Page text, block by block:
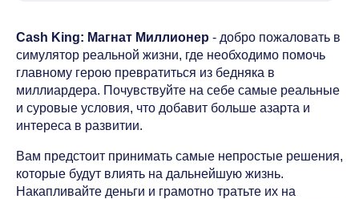
Cash King: Магнат Миллионер - добро пожаловать в
симулятор реальной жизни, где необходимо помочь
главному герою превратиться из бедняка в
миллиардера. Почувствуйте на себе самые реальные
и суровые условия, что добавит больше азарта и
интереса в развитии.
Вам предстоит принимать самые непростые решения,
которые будут влиять на дальнейшую жизнь.
Накапливайте деньги и грамотно тратьте их на